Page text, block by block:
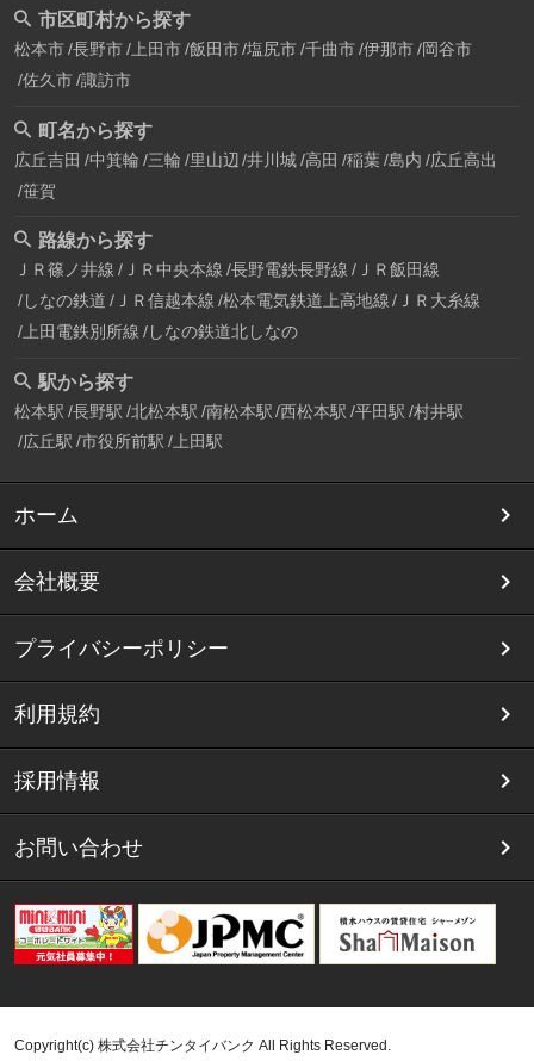
市区町村から探す
松本市 長野市 上田市 飯田市 塩尻市 千曲市 伊那市 岡谷市
佐久市 諏訪市
町名から探す
広丘吉田 中箕輪 三輪 里山辺 井川城 高田 稲葉 島内 広丘高出
笹賀
路線から探す
ＪＲ篠ノ井線 ＪＲ中央本線 長野電鉄長野線 ＪＲ飯田線
しなの鉄道 ＪＲ信越本線 松本電気鉄道上高地線
ＪＲ大糸線
上田電鉄別所線 しなの鉄道北しなの
駅から探す
松本駅 長野駅 北松本駅 南松本駅 西松本駅 平田駅 村井駅
広丘駅 市役所前駅 上田駅
ホーム
会社概要
プライバシーポリシー
利用規約
採用情報
お問い合わせ
Copyright(c) 株式会社チンタイバンク All Rights Reserved.